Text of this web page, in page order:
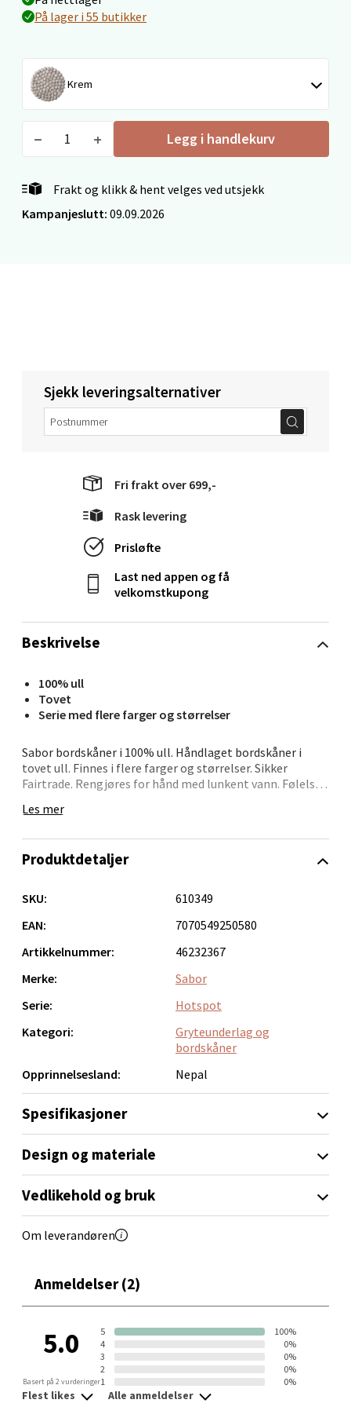
På lager i 55 butikker
Krem
Legg i handlekurv
Frakt og klikk & hent velges ved utsjekk
Kampanjeslutt: 09.09.2026
Beskrivelse
100% ull
Tovet
Serie med flere farger og størrelser
Sabor bordskåner i 100% ull. Håndlaget bordskåner i
tovet ull. Finnes i flere farger og størrelser. Sikker
Fairtrade. Rengjøres for hånd med lunkent vann. Følelsen
ergonomisk funksjonalitet, og utførelsen er designet
produkter kjennetegnes av høy kvalitet og gjør
Les mer
Sjekk leveringsalternativer
Fri frakt over 699,-
Rask levering
Prisløfte
Last ned appen og få
velkomstkupong
Produktdetaljer
SKU:
610349
EAN:
7070549250580
Artikkelnummer:
46232367
Merke:
Sabor
Serie:
Hotspot
Kategori:
Gryteunderlag og
bordskåner
Opprinnelsesland:
Nepal
Spesifikasjoner
Design og materiale
Vedlikehold og bruk
Om leverandøren
Anmeldelser (2)
5.0
Basert på 2 vurderinger
5
100%
4
0%
3
0%
2
0%
1
0%
Flest likes Alle anmeldelser
Bergen - Oasen Senter
Folke Bernadottes vei 52, 5147 Fyllingsdalen
Åpent i dag 10-21
1 i butikk
Velg
Orkanger - Thon Senter Orkanger
Orkanger
Åpent i dag 09-20
Sandvika - Thon Senter Sandvika
Brodtkorbsgate 7, 1338 Sandvika
9 i butikk
Sartorvegen 12, 5353 Straume
Trondheim - Sirkus Shopping
Falkenborgveien 5, 7044 Trondheim
Åpent i dag 09-21
11 i butikk
Ski - Thon Senter Ski
Åpent i dag 10-21